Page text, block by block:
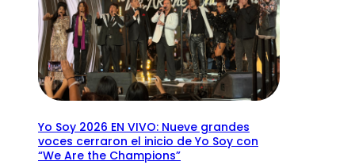
Yo Soy 2026 EN VIVO: Nueve grandes
voces cerraron el inicio de Yo Soy con
“We Are the Champions”